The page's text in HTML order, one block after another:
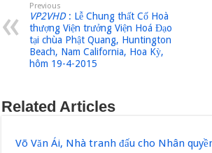
Previous
VP2VHD: Lễ Chung thất Cố Hoà
thượng Viện trưởng Viện Hoá Đạo
tại chùa Phật Quang, Huntington
Beach, Nam California, Hoa Kỳ,
hôm 19-4-2015
Related Articles
Võ Văn Ái, Nhà tranh đấu cho Nhân